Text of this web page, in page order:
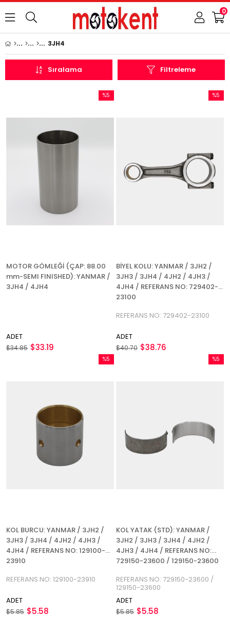
0
3JH4
Filtreleme
Sıralama
MOTOR GÖMLEĞİ (ÇAP: 88.00
mm-SEMI FINISHED): YANMAR /
3JH4 / 4JH4
ADET
$33.19
$34.85
%5
%5İndirim
BİYEL KOLU: YANMAR / 3JH2 /
3JH3 / 3JH4 / 4JH2 / 4JH3 /
4JH4 / REFERANS NO: 729402-
23100
REFERANS NO: 729402-23100
ADET
$38.76
$40.70
%5
KOL BURCU: YANMAR / 3JH2 /
3JH3 / 3JH4 / 4JH2 / 4JH3 /
4JH4 / REFERANS NO: 129100-
23910
REFERANS NO: 129100-23910
ADET
$5.58
$5.85
%5
KOL YATAK (STD): YANMAR /
3JH2 / 3JH3 / 3JH4 / 4JH2 /
4JH3 / 4JH4 / REFERANS NO:
729150-23600 / 129150-23600
REFERANS NO: 729150-23600 /
129150-23600
ADET
$5.58
$5.85
%5